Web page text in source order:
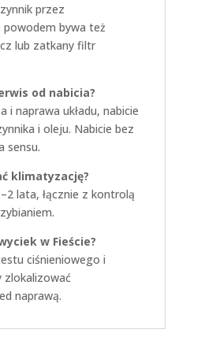
przez
powodem bywa też
lub zatkany filtr
od nabicia?
i naprawa układu, nabicie
i oleju. Nabicie bez
sensu.
klimatyzację?
lata, łącznie z kontrolą
w Fieście?
ciśnieniowego i
zlokalizować
naprawą.